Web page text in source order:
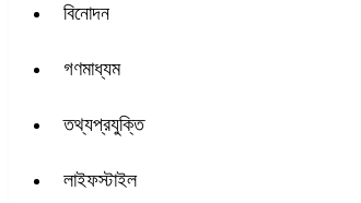
বিনোদন
গণমাধ্যম
তথ্যপ্রযুক্তি
লাইফস্টাইল